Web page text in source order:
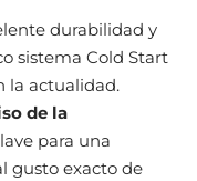
durabilidad y
sistema Cold Start
la actualidad.
de la
para una
gusto exacto de